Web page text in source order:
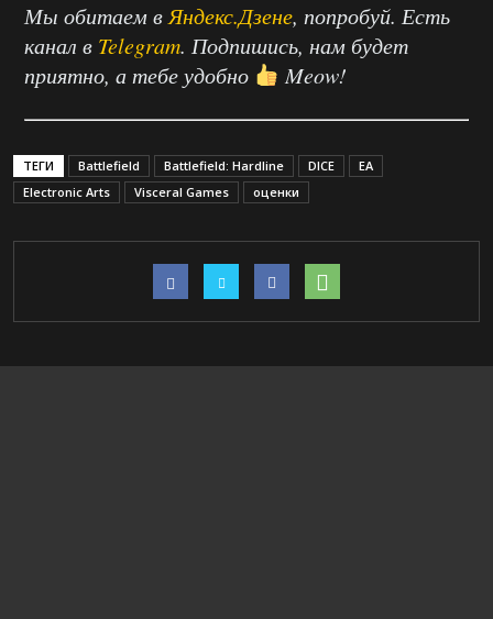
Мы обитаем вЯндекс.Дзене, попробуй. Есть
канал в Telegram. Подпишись, нам будет
приятно, а тебе удобно
Meow!
ТЕГИ Battlefield Battlefield: Hardline DICE
EA
Electronic Arts
Visceral Games оценки